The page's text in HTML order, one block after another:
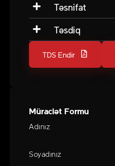
Təsnifat
Təsdiq
TDS Endir
Müraciət Formu